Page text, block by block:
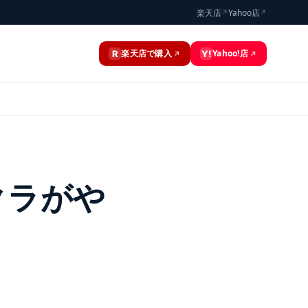
楽天店↗Yahoo店↗
R 楽天店で購入 ↗ Y!Yahoo!店 ↗
がや